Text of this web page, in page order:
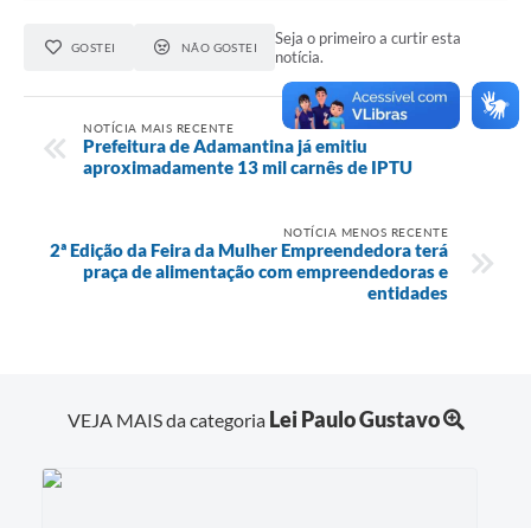
GOSTEI NÃO GOSTEI
Seja o primeiro a curtir esta
notícia.
NOTÍCIA MAIS RECENTE
Prefeitura de Adamantina já emitiu
aproximadamente 13 mil carnês de IPTU
NOTÍCIA MENOS RECENTE
2ª Edição da Feira da Mulher Empreendedora terá
praça de alimentação com empreendedoras e
entidades
VEJA MAIS da categoria Lei Paulo Gustavo